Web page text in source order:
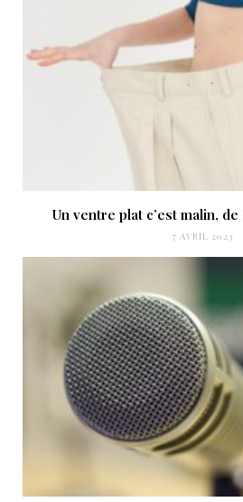
Un ventre plat c’est malin,
7 AVRIL 2023